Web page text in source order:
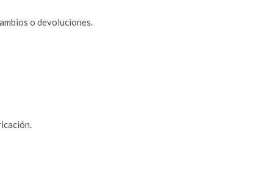
o devoluciones.